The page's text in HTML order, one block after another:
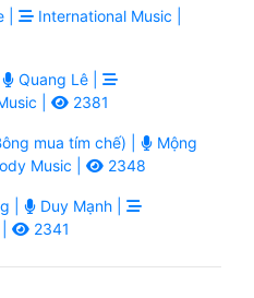
|
International Music |
Quang Lê |
|
2381
mua tím chế) |
Mộng
Music | 2348
|
Duy Mạnh |
2341